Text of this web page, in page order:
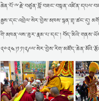
ཆེན་པོ་ྋ
རྒྱས་དང་འབྲེལ་སེར་བྱེས་མཁས་སྙན་གྲྭ་ཚང་དུ།
གི་མཁན་ལས་ཟུར་རྣམ་པ་དང་།